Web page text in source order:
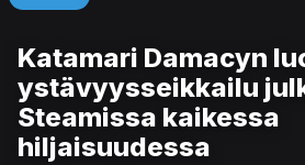
Katamari Damacyn
ystävyysseikkailu
Steamissa kaikessa
hiljaisuudessa